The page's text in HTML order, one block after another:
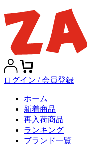
ログイン / 会員登録
ホーム
新着商品
再入荷商品
ランキング
ブランド一覧